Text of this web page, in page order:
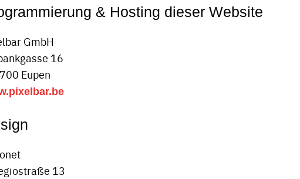
& Hosting dieser Website
GmbH
16
Eupen
13